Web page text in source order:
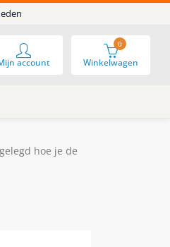
Winkelwagen
0
account
hoe je de